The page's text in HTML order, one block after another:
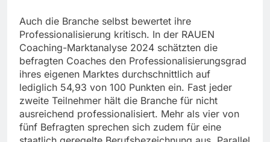
Auch die Branche selbst bewertet ihre
Professionalisierung kritisch. In der RAUEN
Coaching-Marktanalyse 2024 schätzten die
befragten Coaches den Professionalisierungsgrad
ihres eigenen Marktes durchschnittlich auf
lediglich 54,93 von 100 Punkten ein. Fast jeder
zweite Teilnehmer hält die Branche für nicht
ausreichend professionalisiert. Mehr als vier von
fünf Befragten sprechen sich zudem für eine